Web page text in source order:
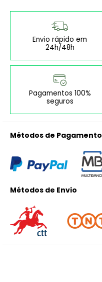
Envio rápido em
24h/48h
Pagamentos 100%
seguros
Métodos de Pagamento
Métodos de Envio